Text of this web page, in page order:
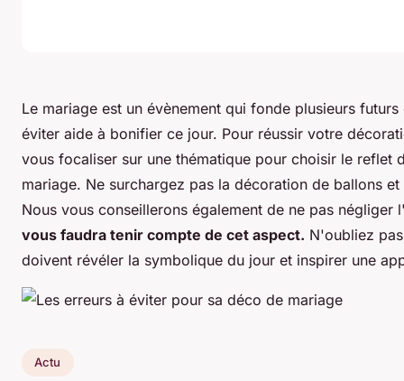
Le mariage est un évènement qui fonde plusieurs
éviter aide à bonifier ce jour. Pour réussir votre
vous focaliser sur une thématique pour choisir le
mariage. Ne surchargez pas la décoration de ballons
Nous vous conseillerons également de ne pas négliger
vous faudra tenir compte de cet aspect. N'oubliez
doivent révéler la symbolique du jour et inspirer une
Actu